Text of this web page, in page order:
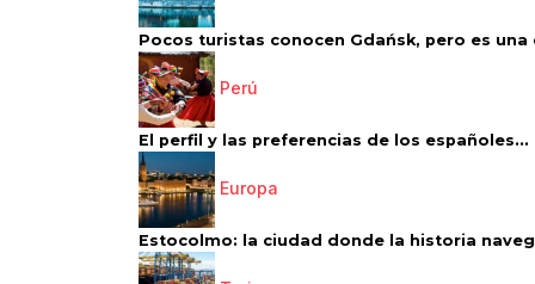
Pocos turistas conocen Gdańsk, pero es una
Perú
El perfil y las preferencias de los españoles...
Europa
Estocolmo: la ciudad donde la historia